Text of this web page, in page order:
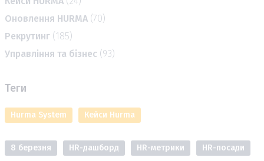
Оновлення HURMA (70)
Рекрутинг (185)
Управління та бізнес (93)
Теги
Hurma System Кейси Hurma
8 березня HR-дашборд HR-метрики HR-посади